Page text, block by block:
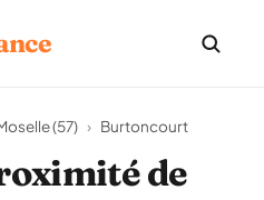
(57) › Burtoncourt
de